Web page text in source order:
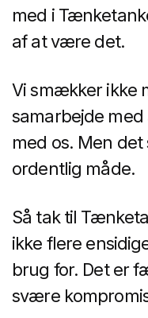
med i
af at være det.
Vi smækker ikke
samarbejde
med os. Men
ordentlig måde.
Så tak til
ikke flere
brug for. Det er
svære